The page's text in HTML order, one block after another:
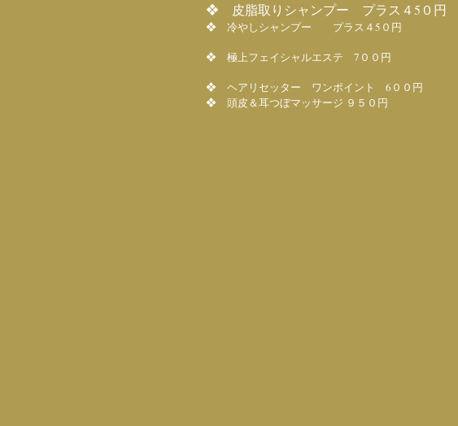
❖ 皮脂取りシャンプー プラス４5０円
❖ 冷やしシャンプー プラス４5０円
❖ 極上フェイシャルエステ 7００円
❖ ヘアリセッター ワンポイント 6００円
❖ 頭皮＆耳つぼマッサージ ９５０円